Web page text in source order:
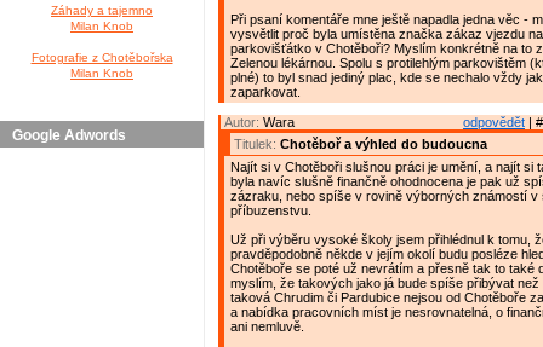
Záhady a tajemno
Milan Knob
Fotografie z Chotěbořska
Milan Knob
Google Adwords
Při psaní komentáře mne ještě napadla jedna věc -
vysvětlit proč byla umístěna značka zákaz vjezdu
parkovišťátko v Chotěboři? Myslím konkrétně na to
Zelenou lékárnou. Spolu s protilehlým parkovištěm
plné) to byl snad jediný plac, kde se nechalo vždy
zaparkovat.
odpovědět |
Autor: Wara
Titulek: Chotěboř a výhled do budoucna
Najít si v Chotěboři slušnou práci je umění, a najít si
byla navíc slušně finančně ohodnocena je pak už
zázraku, nebo spíše v rovině výborných známostí v
příbuzenstvu.
Už při výběru vysoké školy jsem přihlédnul k tomu,
pravděpodobně někde v jejím okolí budu posléze
Chotěboře se poté už nevrátím a přesně tak to také
myslím, že takových jako já bude spíše přibývat
taková Chrudim či Pardubice nejsou od Chotěboře
a nabídka pracovních míst je nesrovnatelná, o
ani nemluvě.